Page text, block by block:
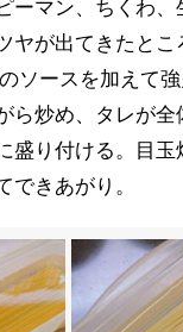
ーマン、ちくわ、
ヤが出てきたとこ
ソースを加えて
ら炒め、タレが全
盛り付ける。目
できあがり。